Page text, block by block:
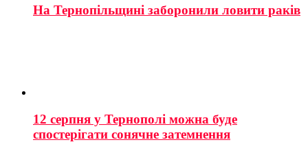
На Тернопільщині заборонили ловити раків
12 серпня у Тернополі можна буде
спостерігати сонячне затемнення